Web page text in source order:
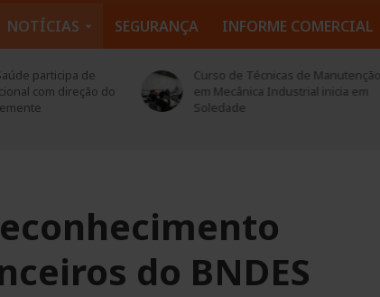
NOTÍCIAS SEGURANÇA INFORME COMERCIAL
participa de
com direção do
Curso de Técnicas de Manutenção
em Mecânica Industrial inicia em
Soledade
do BNDES